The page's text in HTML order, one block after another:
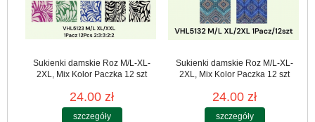
Sukienki damskie Roz M/L-XL-
2XL, Mix Kolor Paczka 12 szt
24.00 zł
szczegóły
Sukienki damskie Roz M/L-XL-
2XL, Mix Kolor Paczka 12 szt
24.00 zł
szczegóły